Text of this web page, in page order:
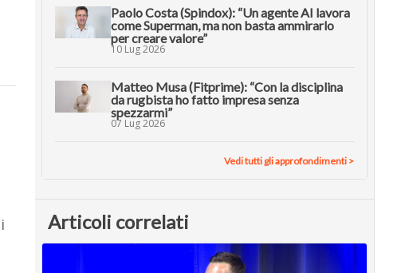
Paolo Costa (Spindox): “Un agente AI lavora
come Superman, ma non basta ammirarlo
per creare valore”
10 Lug 2026
Matteo Musa (Fitprime): “Con la disciplina
da rugbista ho fatto impresa senza
spezzarmi”
07 Lug 2026
Vedi tutti gli approfondimenti >
Articoli correlati